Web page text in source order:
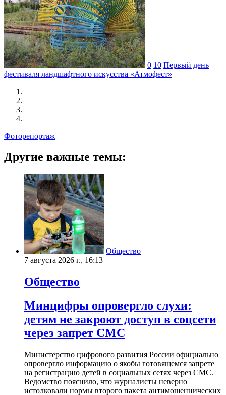
0 10 Первый день
фестиваля ландшафтного искусства «Атмофест»
Фоторепортаж
Другие важные темы:
Общество
7 августа 2026 г., 16:13
Общество
Минцифры опровергло слухи:
детям не закроют доступ в соцсети
через запрет СМС
Министерство цифрового развития России официально
опровергло информацию о якобы готовящемся запрете
на регистрацию детей в социальных сетях через СМС.
Ведомство пояснило, что журналисты неверно
истолковали нормы второго пакета антимошеннических